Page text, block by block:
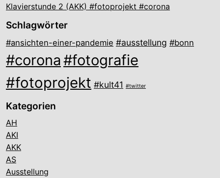
Klavierstunde 2 (AKK) #fotoprojekt #corona
Schlagwörter
#ansichten-einer-pandemie #ausstellung #bonn
#corona#fotografie
#fotoprojekt #kult41 #twitter
Kategorien
AH
AKI
AKK
AS
Ausstellung